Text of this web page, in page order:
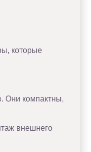
которые
Они компактны,
внешнего